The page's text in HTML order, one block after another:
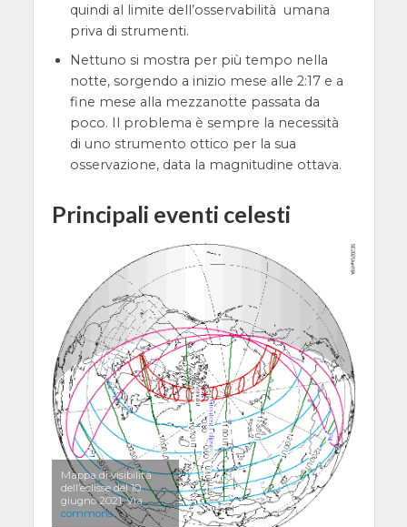
quindi al limite dell’osservabilità umana
priva di strumenti.
Nettuno si mostra per più tempo nella
notte, sorgendo a inizio mese alle 2:17 e a
fine mese alla mezzanotte passata da
poco. Il problema è sempre la necessità
di uno strumento ottico per la sua
osservazione, data la magnitudine ottava.
Principali eventi celesti
Mappa di visibilità
dell’eclisse del 10
giugno 2021. Via
commons